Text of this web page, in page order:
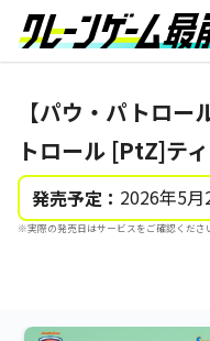
【パウ・パトロ
トロール [PtZ]テ
発売予定： 2026年5
※実際の発売日はサービスをご確認くださ